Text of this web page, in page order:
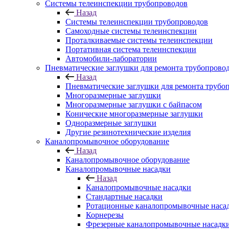
Системы телеинспекции трубопроводов
Назад
Системы телеинспекции трубопроводов
Самоходные системы телеинспекции
Проталкиваемые системы телеинспекции
Портативная система телеинспекции
Автомобили-лаборатории
Пневматические заглушки для ремонта
Назад
Пневматические заглушки для ремонта
Многоразмерные заглушки
Многоразмерные заглушки с байпасом
Конические многоразмерные заглушки
Одноразмерные заглушки
Другие резинотехнические изделия
Каналопромывочное оборудование
Назад
Каналопромывочное оборудование
Каналопромывочные насадки
Назад
Каналопромывочные насадки
Стандартные насадки
Ротационные каналопромывочные
Корнерезы
Фрезерные каналопромывочные